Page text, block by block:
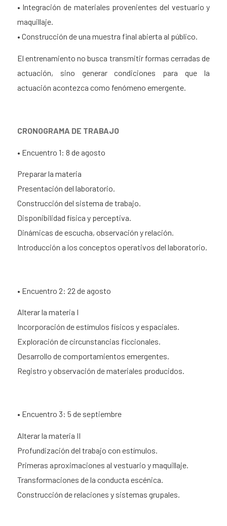
• Integración de materiales provenientes del vestuario y
maquillaje.
• Construcción de una muestra final abierta al público.
El entrenamiento no busca transmitir formas cerradas de
actuación, sino generar condiciones para que la
actuación acontezca como fenómeno emergente.
CRONOGRAMA DE TRABAJO
• Encuentro 1: 8 de agosto
Preparar la materia
Presentación del laboratorio.
Construcción del sistema de trabajo.
Disponibilidad física y perceptiva.
Dinámicas de escucha, observación y relación.
Introducción a los conceptos operativos del laboratorio.
• Encuentro 2: 22 de agosto
Alterar la materia I
Incorporación de estímulos físicos y espaciales.
Exploración de circunstancias ficcionales.
Desarrollo de comportamientos emergentes.
Registro y observación de materiales producidos.
• Encuentro 3: 5 de septiembre
Alterar la materia II
Profundización del trabajo con estímulos.
Primeras aproximaciones al vestuario y maquillaje.
Transformaciones de la conducta escénica.
Construcción de relaciones y sistemas grupales.